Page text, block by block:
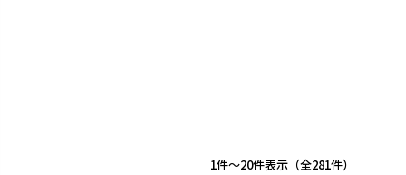
281
1 -
20件表示